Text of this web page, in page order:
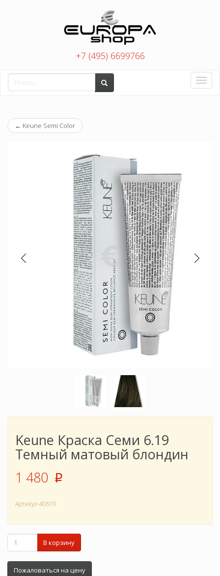
+7 (495) 6699766
Toggle
← Keune Semi Color
Keune Краска Семи 6.19
Темный матовый блондин
1 480 p
Артикул 40619
В корзину
Пожаловаться на цену